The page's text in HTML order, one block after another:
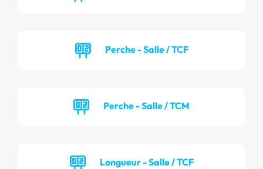
Perche - Salle / TCF
Perche - Salle / TCM
Longueur - Salle / TCF